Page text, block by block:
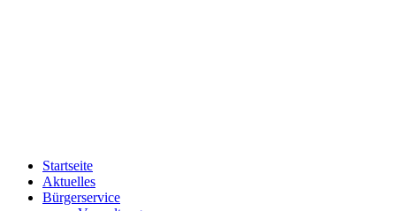
Startseite
Aktuelles
Bürgerservice